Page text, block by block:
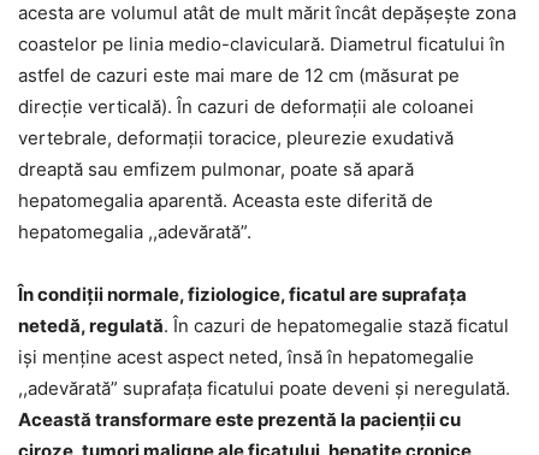
acesta are volumul atât de mult mărit încât depășește zona
coastelor pe linia medio-claviculară. Diametrul ficatului în
astfel de cazuri este mai mare de 12 cm (măsurat pe
direcție verticală). În cazuri de deformații ale coloanei
vertebrale, deformații toracice, pleurezie exudativă
dreaptă sau emfizem pulmonar, poate să apară
hepatomegalia aparentă. Aceasta este diferită de
hepatomegalia ,,adevărată”.
În condiții normale, fiziologice, ficatul are suprafața
netedă, regulată. În cazuri de hepatomegalie stază ficatul
iși menține acest aspect neted, însă în hepatomegalie
,,adevărată” suprafața ficatului poate deveni și neregulată.
Această transformare este prezentă la pacienții cu